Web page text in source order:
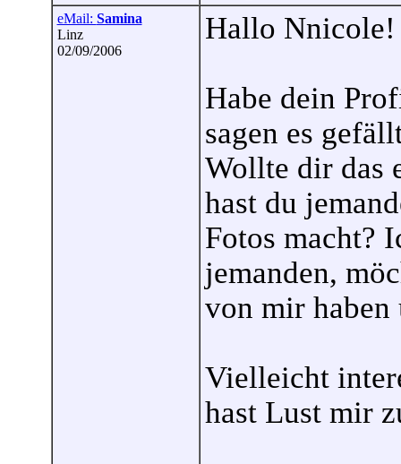
eMail: Samina
Linz
02/09/2006
Hallo Nnicole!
Habe dein
sagen es
Wollte dir das
hast du
Fotos macht?
jemanden,
von mir haben
Vielleicht
hast Lust mir